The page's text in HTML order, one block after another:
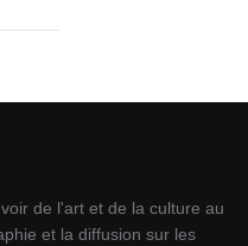
de l'art et de la culture au
et la diffusion sur les